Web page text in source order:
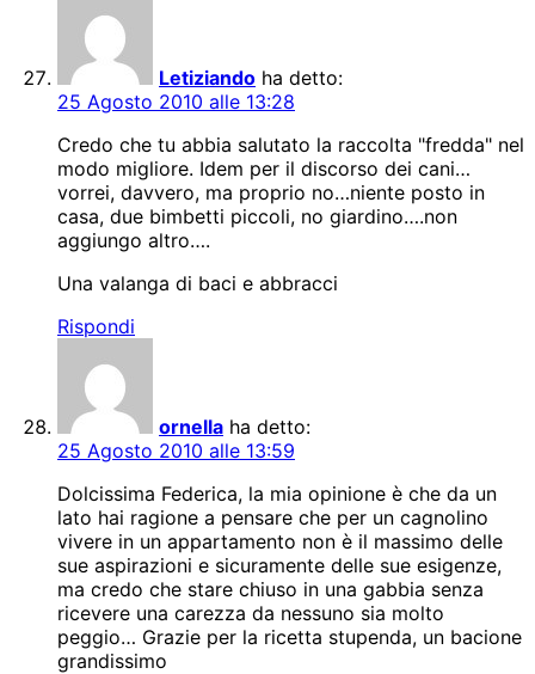
Letiziando ha detto:
25 Agosto 2010 alle 13:28
Credo che tu abbia salutato la raccolta "fredda" nel
modo migliore. Idem per il discorso dei cani…
vorrei, davvero, ma proprio no…niente posto in
casa, due bimbetti piccoli, no giardino….non
aggiungo altro….
Una valanga di baci e abbracci
Rispondi
ornella ha detto:
25 Agosto 2010 alle 13:59
Dolcissima Federica, la mia opinione è che da un
lato hai ragione a pensare che per un cagnolino
vivere in un appartamento non è il massimo delle
sue aspirazioni e sicuramente delle sue esigenze,
ma credo che stare chiuso in una gabbia senza
ricevere una carezza da nessuno sia molto
peggio… Grazie per la ricetta stupenda, un bacione
grandissimo